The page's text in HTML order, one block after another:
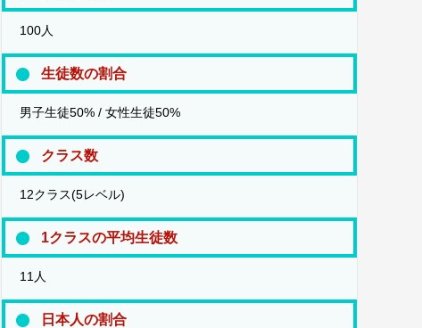
100人
生徒数の割合
男子生徒50% / 女性生徒50%
クラス数
12クラス(5レベル)
1クラスの平均生徒数
11人
日本人の割合